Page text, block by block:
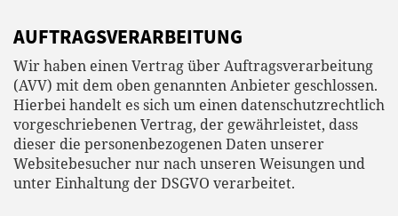
AUFTRAGSVERARBEITUNG
Wir haben einen Vertrag über Auftragsverarbeitung
(AVV) mit dem oben genannten Anbieter geschlossen.
Hierbei handelt es sich um einen datenschutzrechtlich
vorgeschriebenen Vertrag, der gewährleistet, dass
dieser die personenbezogenen Daten unserer
Websitebesucher nur nach unseren Weisungen und
unter Einhaltung der DSGVO verarbeitet.